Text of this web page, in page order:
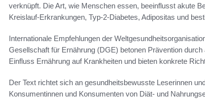
verknüpft. Die Art, wie Menschen essen, beeinflusst akute
Kreislauf-Erkrankungen, Typ-2-Diabetes, Adipositas und
Internationale Empfehlungen der
Gesellschaft für Ernährung (DGE) betonen Prävention
Einfluss Ernährung auf Krankheiten und bieten konkrete
Der Text richtet sich an gesundheitsbewusste Leserinnen
Konsumentinnen und Konsumenten von Diät- und